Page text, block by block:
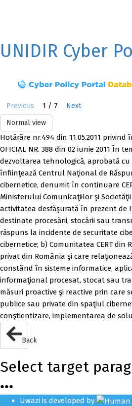
UNIDIR Cyber
Previous 1 / 7
Next
Normal view
Hotărâre nr.494 din 11.05.2011 privind
OFICIAL NR. 388 din 02 iunie 2011 În
dezvoltarea tehnologică, aprobată cu
înfiinţează Centrul Naţional de
cibernetice, denumit în continuare
Ministerului Comunicaţiilor şi
activitatea desfăşurată în prezent de
destinate procesării, stocării sau
răspuns la incidente de securitate
cibernetice; b) Comunitatea CERT
privat din România şi care
constând în sisteme informatice,
informaţional procesat, stocat sau
măsuri proactive şi reactive prin
publice sau private din spaţiul
conştientizare, implementarea de
Back
Select target
●●●
Uwazi is developed by